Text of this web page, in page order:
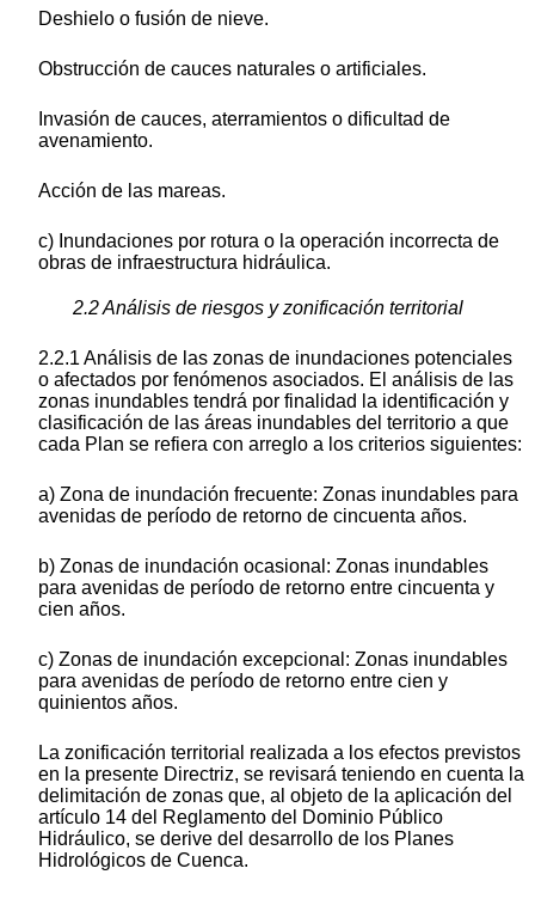
Deshielo o fusión de nieve.
Obstrucción de cauces naturales o artificiales.
Invasión de cauces, aterramientos o dificultad de
avenamiento.
Acción de las mareas.
c) Inundaciones por rotura o la operación incorrecta de
obras de infraestructura hidráulica.
2.2 Análisis de riesgos y zonificación territorial
2.2.1 Análisis de las zonas de inundaciones potenciales
o afectados por fenómenos asociados. El análisis de las
zonas inundables tendrá por finalidad la identificación y
clasificación de las áreas inundables del territorio a que
cada Plan se refiera con arreglo a los criterios siguientes:
a) Zona de inundación frecuente: Zonas inundables para
avenidas de período de retorno de cincuenta años.
b) Zonas de inundación ocasional: Zonas inundables
para avenidas de período de retorno entre cincuenta y
cien años.
c) Zonas de inundación excepcional: Zonas inundables
para avenidas de período de retorno entre cien y
quinientos años.
La zonificación territorial realizada a los efectos previstos
en la presente Directriz, se revisará teniendo en cuenta la
delimitación de zonas que, al objeto de la aplicación del
artículo 14 del Reglamento del Dominio Público
Hidráulico, se derive del desarrollo de los Planes
Hidrológicos de Cuenca.